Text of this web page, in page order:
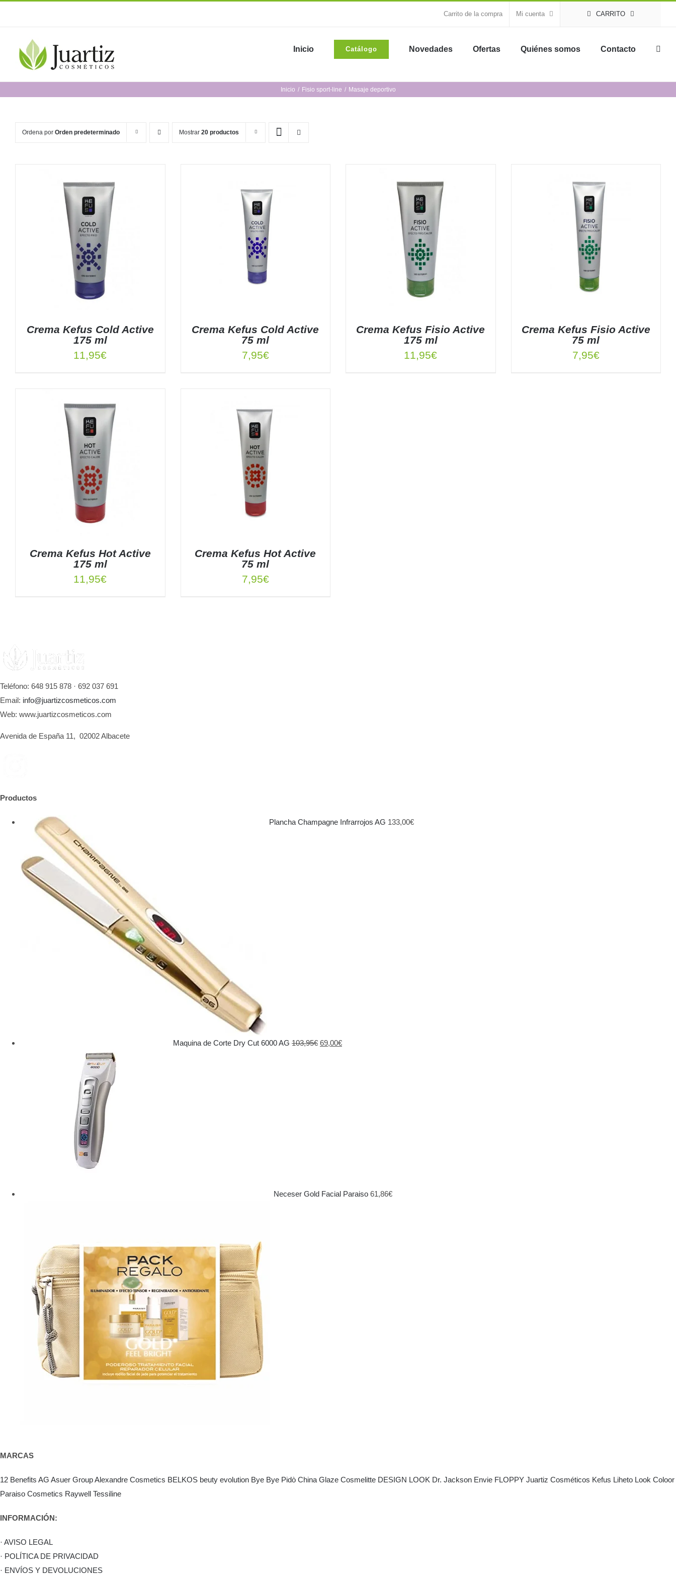
Carrito de la compra Mi cuenta CARRITO
Inicio Catálogo Novedades Ofertas Quiénes somos Contacto
Inicio Fisio sport-line Masaje deportivo
Ordena por Orden predeterminado Mostrar 20 productos
Crema Kefus Cold Active
175 ml
11,95€
Crema Kefus Cold Active
75 ml
7,95€
Crema Kefus Fisio Active
175 ml
11,95€
Crema Kefus Fisio Active
75 ml
7,95€
Crema Kefus Hot Active
175 ml
11,95€
Crema Kefus Hot Active
75 ml
7,95€
Teléfono: 648 915 878 · 692 037 691
Email: info@juartizcosmeticos.com
Web: www.juartizcosmeticos.com
Avenida de España 11, 02002 Albacete
Productos
Plancha Champagne Infrarrojos AG 133,00€
Maquina de Corte Dry Cut 6000 AG 103,95€ El
69,00€El
Neceser Gold Facial Paraiso 61,86€
MARCAS
12 Benefits AG Asuer GroupAlexandre Cosmetics BELKOS beuty evolution Bye Bye Pidò China Glaze Cosmelitte DESIGN LOOK Dr. Jackson Envie FLOPPY Juartiz Cosméticos Kefus Liheto Look Coloor
Paraiso Cosmetics Raywell Tessiline
INFORMACIÓN:
· AVISO LEGAL
· POLÍTICA DE PRIVACIDAD
· ENVÍOS Y DEVOLUCIONES